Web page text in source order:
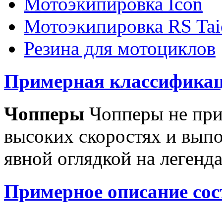
Мотоэкипировка RS
Резина для мотоциклов
Примерная
Чопперы Чопперы не
высоких скоростях и
явной оглядкой на
Примерное описание